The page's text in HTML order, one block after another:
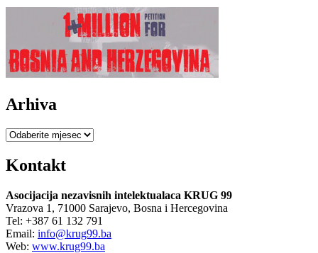
Arhiva
Arhiva
Kontakt
Asocijacija nezavisnih intelektualaca KRUG 99
Vrazova 1, 71000 Sarajevo, Bosna i Hercegovina
Tel: +387 61 132 791
Email: info@krug99.ba
Web: www.krug99.ba